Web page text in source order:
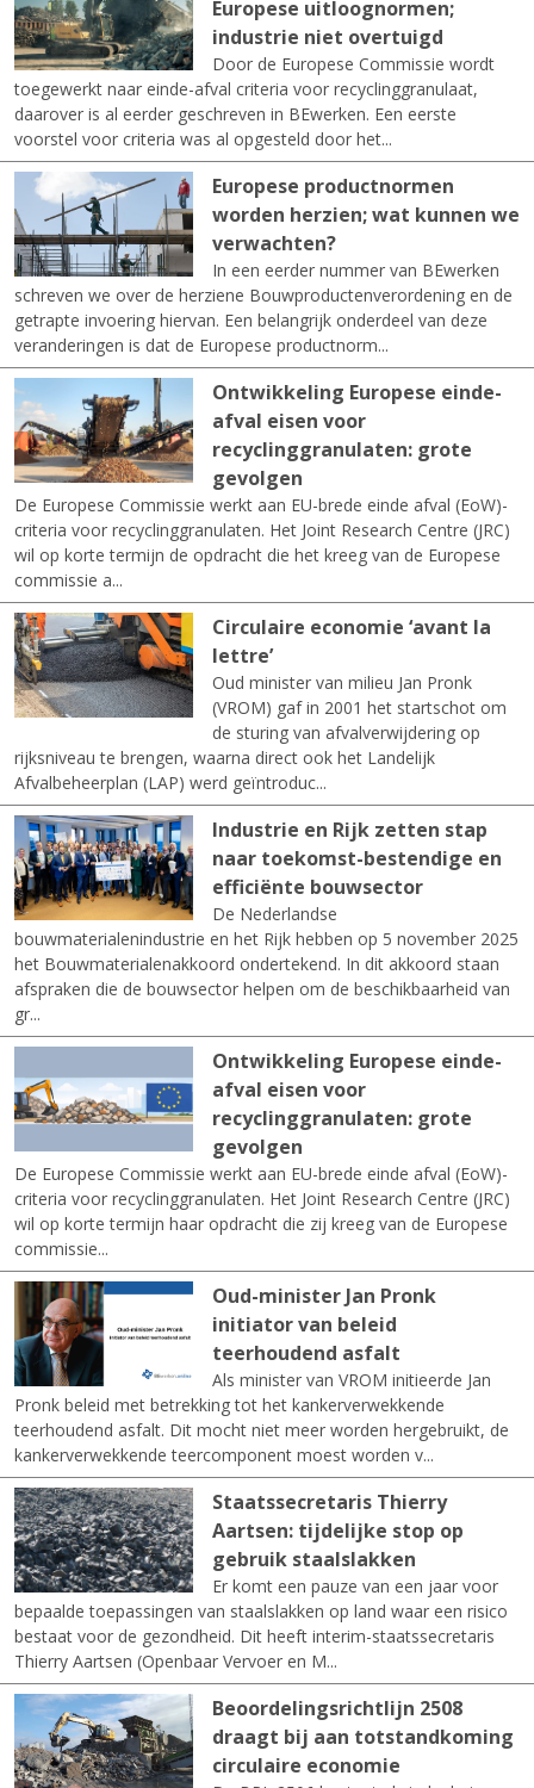
Europese uitloognormen;
industrie niet overtuigd
Door de Europese Commissie wordt
toegewerkt naar einde-afval criteria voor recyclinggranulaat,
daarover is al eerder geschreven in BEwerken. Een eerste
voorstel voor criteria was al opgesteld door het...
Europese productnormen
worden herzien; wat kunnen we
verwachten?
In een eerder nummer van BEwerken
schreven we over de herziene Bouwproductenverordening en de
getrapte invoering hiervan. Een belangrijk onderdeel van deze
veranderingen is dat de Europese productnorm...
Ontwikkeling Europese einde-
afval eisen voor
recyclinggranulaten: grote
gevolgen
De Europese Commissie werkt aan EU-brede einde afval (EoW)-
criteria voor recyclinggranulaten. Het Joint Research Centre (JRC)
wil op korte termijn de opdracht die het kreeg van de Europese
commissie a...
Circulaire economie ‘avant la
lettre’
Oud minister van milieu Jan Pronk
(VROM) gaf in 2001 het startschot om
de sturing van afvalverwijdering op
rijksniveau te brengen, waarna direct ook het Landelijk
Afvalbeheerplan (LAP) werd geïntroduc...
Industrie en Rijk zetten stap
naar toekomst-bestendige en
efficiënte bouwsector
De Nederlandse
bouwmaterialenindustrie en het Rijk hebben op 5 november 2025
het Bouwmaterialenakkoord ondertekend. In dit akkoord staan
afspraken die de bouwsector helpen om de beschikbaarheid van
gr...
Ontwikkeling Europese einde-
afval eisen voor
recyclinggranulaten: grote
gevolgen
De Europese Commissie werkt aan EU-brede einde afval (EoW)-
criteria voor recyclinggranulaten. Het Joint Research Centre (JRC)
wil op korte termijn haar opdracht die zij kreeg van de Europese
commissie...
Oud-minister Jan Pronk
initiator van beleid
teerhoudend asfalt
Als minister van VROM initieerde Jan
Pronk beleid met betrekking tot het kankerverwekkende
teerhoudend asfalt. Dit mocht niet meer worden hergebruikt, de
kankerverwekkende teercomponent moest worden v...
Staatssecretaris Thierry
Aartsen: tijdelijke stop op
gebruik staalslakken
Er komt een pauze van een jaar voor
bepaalde toepassingen van staalslakken op land waar een risico
bestaat voor de gezondheid. Dit heeft interim-staatssecretaris
Thierry Aartsen (Openbaar Vervoer en M...
Beoordelingsrichtlijn 2508
draagt bij aan totstandkoming
circulaire economie